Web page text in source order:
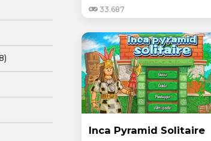
33.687
Inca Pyramid Solitaire